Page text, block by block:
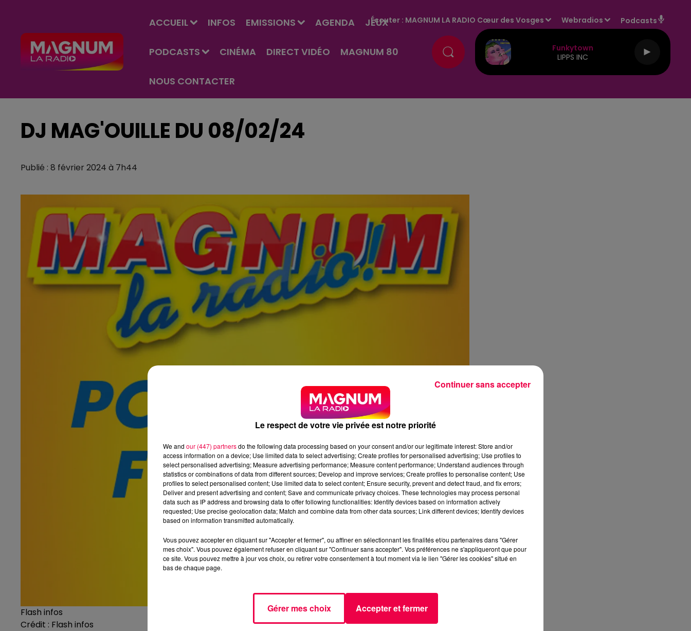
ACCUEIL INFOS EMISSIONS AGENDA JEUX
PODCASTS CINÉMA DIRECT VIDÉO MAGNUM 80
NOUS CONTACTER
Écouter : MAGNUM LA RADIO Cœur des Vosges Webradios Podcasts
Funkytown
LIPPS INC
DJ MAG'OUILLE DU 08/02/24
Publié : 8 février 2024 à 7h44
Flash infos
Crédit : Flash infos
Le respect de votre vie privée est notre priorité
We and our (447) partnersdo the following data processing based on your consent and/or our legitimate interest: Store and/or
access information on a device; Use limited data to select advertising; Create profiles for personalised advertising; Use profiles to
select personalised advertising; Measure advertising performance; Measure content performance; Understand audiences through
statistics or combinations of data from different sources; Develop and improve services; Create profiles to personalise content; Use
profiles to select personalised content; Use limited data to select content; Ensure security, prevent and detect fraud, and fix errors;
Deliver and present advertising and content; Save and communicate privacy choices. These technologies may process personal
data such as IP address and browsing data to offer following functionalities: Identify devices based on information actively
requested; Use precise geolocation data; Match and combine data from other data sources; Link different devices; Identify devices
based on information transmitted automatically.
Vous pouvez accepter en cliquant sur "Accepter et fermer", ou affiner en sélectionnant les finalités et/ou partenaires dans "Gérer
mes choix". Vous pouvez également refuser en cliquant sur "Continuer sans accepter". Vos préférences ne s'appliqueront que pour
ce site. Vous pouvez mettre à jour vos choix, ou retirer votre consentement à tout moment via le lien "Gérer les cookies" situé en
bas de chaque page.
Gérer mes choix Accepter et fermer
Continuer sans accepter